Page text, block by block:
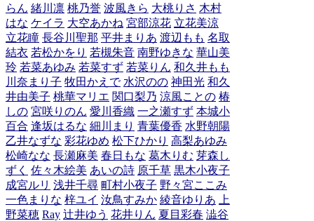
らん 緒川凛 桃乃誉 波風きら 大桃りさ 木村
はな ケイラ 大空あかね 宮部涼花 立花美涼
立花瞳 長谷川聖那 平井まりあ 渡辺もも 名取
結衣 若松かをり 若槻朱音 南野ゆきな 華山美
玲 若菜あゆみ 若菜すず 若菜りん 和久井もも
川奈まり子 牧田かえで 水沢のの 神田光 和久
井由美子 桃華マリエ 関口梨乃 涼風ことの 椿
しの 宮咲りのん 愛川香織 一之瀬すず 本城小
百合 逢坂はるな 細川まり 青葉優香 水野朝陽
乙井なずな 彩花ゆめ 松下ひかり 高梨あゆみ
松崎なな 長瀬麻美 春日もな 葛木りむ 芽森し
ずく 佐々木絵美 あいの詩 原千草 黒木小夜子
成宮ルリ 浅井千尋 町村小夜子 野々宮ここみ
一色まりな 梓ユイ 汝鳥すみか 綾音ゆりあ
上
野菜穂 Ray 辻井ゆう 花井りん 夏目彩春 澁谷